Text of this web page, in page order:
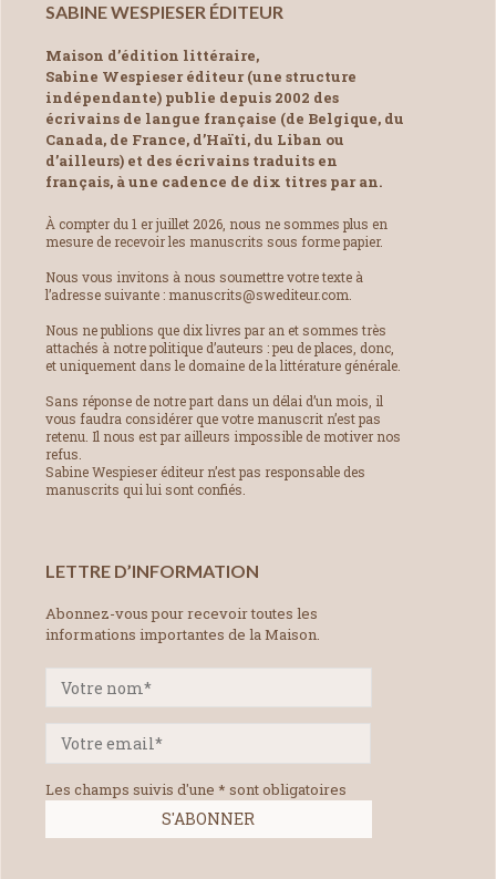
SABINE WESPIESER ÉDITEUR
Maison d’édition littéraire,
Sabine Wespieser éditeur (une structure
indépendante) publie depuis 2002 des
écrivains de langue française (de Belgique, du
Canada, de France, d’Haïti, du Liban ou
d’ailleurs) et des écrivains traduits en
français, à une cadence de dix titres par an.
À compter du 1 er juillet 2026, nous ne sommes plus en
mesure de recevoir les manuscrits sous forme papier.
Nous vous invitons à nous soumettre votre texte à
l’adresse suivante : manuscrits@swediteur.com.
Nous ne publions que dix livres par an et sommes très
attachés à notre politique d’auteurs : peu de places, donc,
et uniquement dans le domaine de la littérature générale.
Sans réponse de notre part dans un délai d’un mois, il
vous faudra considérer que votre manuscrit n’est pas
retenu. Il nous est par ailleurs impossible de motiver nos
refus.
Sabine Wespieser éditeur n’est pas responsable des
manuscrits qui lui sont confiés.
LETTRE D’INFORMATION
Abonnez-vous pour recevoir toutes les
informations importantes de la Maison.
Les champs suivis d'une * sont obligatoires